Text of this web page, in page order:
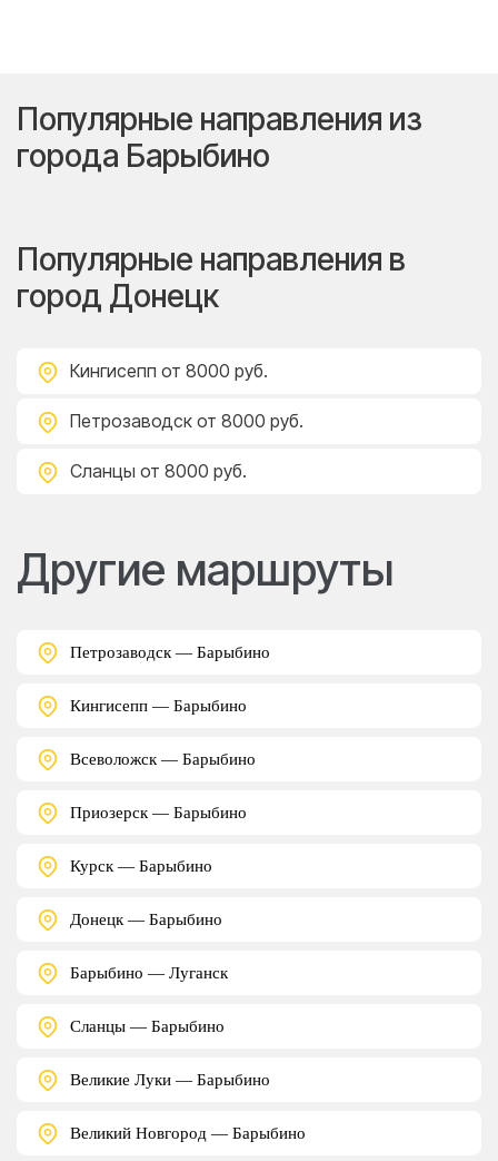
Популярные направления из
города Барыбино
Популярные направления в
город Донецк
Кингисепп от 8000 руб.
Петрозаводск от 8000 руб.
Сланцы от 8000 руб.
Другие маршруты
Петрозаводск — Барыбино
Кингисепп — Барыбино
Всеволожск — Барыбино
Приозерск — Барыбино
Курск — Барыбино
Донецк — Барыбино
Барыбино — Луганск
Сланцы — Барыбино
Великие Луки — Барыбино
Великий Новгород — Барыбино